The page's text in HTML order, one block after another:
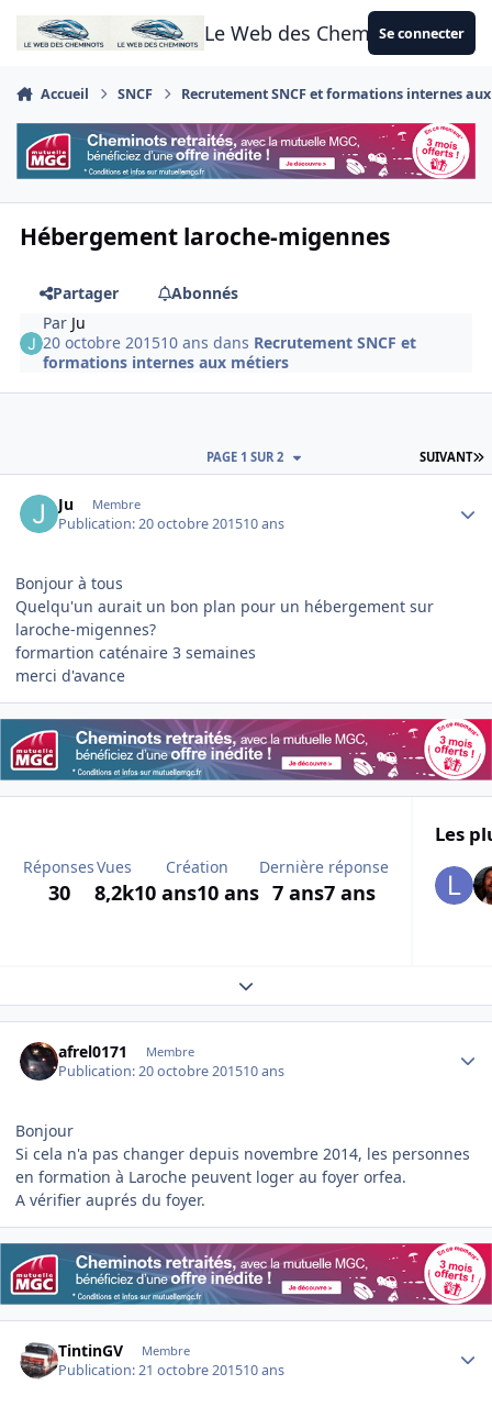
Aller au contenu
Le Web des CheminotsSe connecter
Accueil SNCF Recrutement SNCF et formations internes
Hébergement laroche-migennes
Partager
Abonnés
Par Ju
20 octobre 201510 ans dans Recrutement SNCF et
formations internes aux métiers
SUIVANT
PAGE 1 SUR 2
Ju Membre
Publication:20 octobre 201510 ans
Bonjour à tous
Quelqu'un aurait un bon plan pour un hébergement sur
laroche-migennes?
formartion caténaire 3 semaines
merci d'avance
Réponses
30
Vues
8,2k
Création
10 ans10 ans
Dernière réponse
7 ans7 ans
Les
Expand topic overview
afrel0171 Membre
Publication:20 octobre 201510 ans
Bonjour
Si cela n'a pas changer depuis novembre 2014, les personnes
en formation à Laroche peuvent loger au foyer orfea.
A vérifier auprés du foyer.
TintinGV Membre
Publication:21 octobre 201510 ans